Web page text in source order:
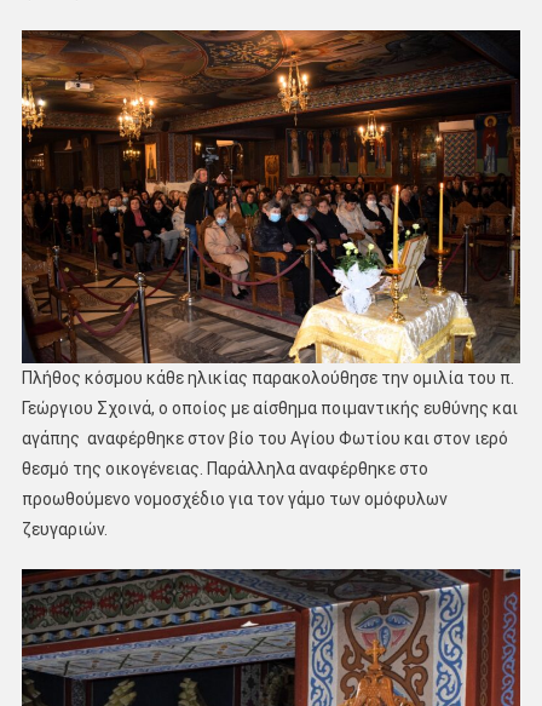
Πλήθος κόσμου κάθε ηλικίας παρακολούθησε την ομιλία του π.
Γεώργιου Σχοινά, ο οποίος με αίσθημα ποιμαντικής ευθύνης και
αγάπης αναφέρθηκε στον βίο του Αγίου Φωτίου και στον ιερό
θεσμό της οικογένειας. Παράλληλα αναφέρθηκε στο
προωθούμενο νομοσχέδιο για τον γάμο των ομόφυλων
ζευγαριών.